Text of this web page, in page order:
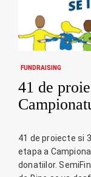
FUNDRAISING
41 de
41 de proiecte si
etapa a
donatiilor.